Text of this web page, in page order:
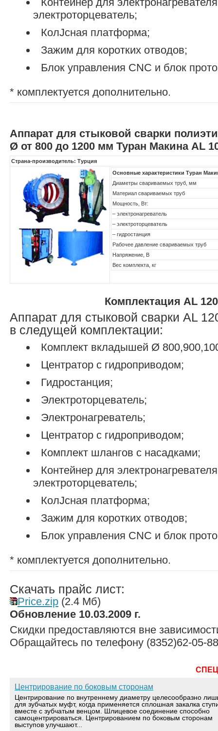
электроторцеватель;
КолЈсная платформа;
Зажим для коротких отводов;
Блок управления CNC и блок
* комплектуется дополнительно.
Аппарат для стыковой сварки
Ø от 800 до 1200 мм Туран Макина AL
Страна-производитель: Турция
Основные характеристики Туран
Диаметры свариваемых труб, мм
Материал свариваемых труб
Мощность, Вт:
– электронагреватель
– электроторцеватель
– гидростанция
Рабочее давление свариваемых труб
Напряжение, В
Вес комплекта, кг
Комплектация AL
Аппарат для стыковой сварки AL
в следущей комплектации:
Комплект вкладышей Ø
Центратор с гидроприводом;
Гидростанция;
Электроторцеватель;
Электронагреватель;
Центратор с гидроприводом;
Комплект шлангов с насадками;
Контейнер для
электроторцеватель;
КолЈсная платформа;
Зажим для коротких отводов;
Блок управления CNC и блок
* комплектуется дополнительно.
Скачать прайс лист:
Price.zip (2.4 Мб)
Обновление 10.03.2009 г.
Скидки предоставляются вне
Обращайтесь по телефону (8352)62-05-88
Центрирование по боковым сторонам
Центрирование по внутреннему диаметру целесообразно
для зубчатых муфт, когда применяется сплошная закалка
вместе с зубчатым венцом. Шлицевое соединение способно
самоцентрироваться. Центрированием по боковым сторонам
выступов улучшают...